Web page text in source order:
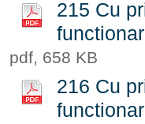
215 Cu
pdf, 658 KB
216 Cu